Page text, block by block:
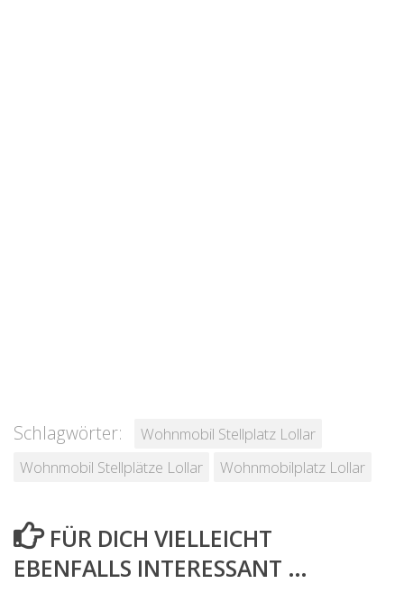
Schlagwörter:
Wohnmobil Stellplatz Lollar
Wohnmobil Stellplätze Lollar
Wohnmobilplatz Lollar
FÜR DICH VIELLEICHT
EBENFALLS INTERESSANT …